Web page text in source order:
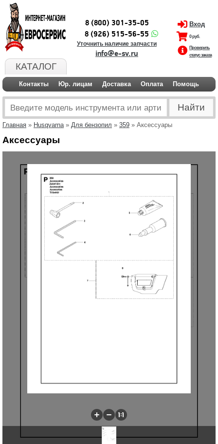
КАТАЛОГ
8 (800) 301-35-05
8 (926) 515-56-55
Уточнить наличие запчасти
info@e-sv.ru
Вход
0 руб.
Проверить
статус заказа
Контакты Юр. лицам Доставка Оплата Помощь
Главная » Husqvarna» Для бензопил » 359 » Аксессуары
Аксессуары